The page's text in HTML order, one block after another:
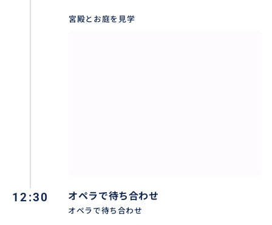
宮殿とお庭を見学
12:30 オペラで待ち合わせ
オペラで待ち合わせ